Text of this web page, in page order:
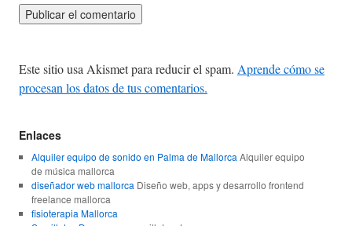
Este sitio usa Akismet para reducir el spam. Aprende cómo se
procesan los datos de tus comentarios.
Enlaces
Alquiler equipo de sonido en Palma de Mallorca Alquiler equipo
de música mallorca
diseñador web mallorca Diseño web, apps y desarrollo frontend
freelance mallorca
fisioterapia Mallorca